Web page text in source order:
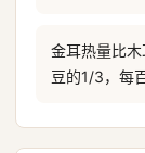
金耳热量比
豆的1/3，每